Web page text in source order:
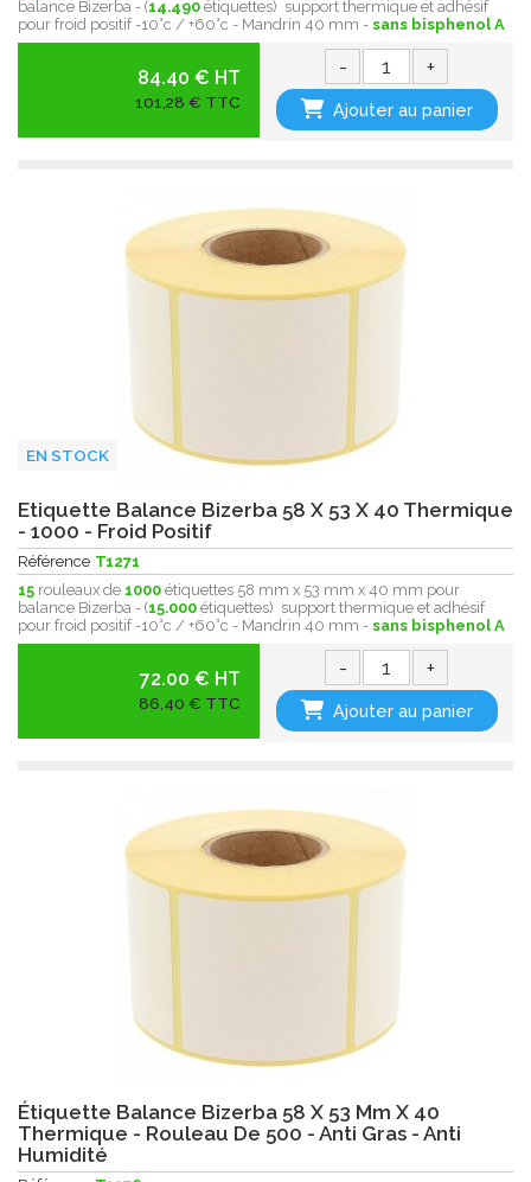
balance Bizerba - (14.490 étiquettes) support thermique et adhésif
pour froid positif -10°c / +60°c - Mandrin 40 mm - sans bisphenol A
84.40 € HT
101,28 € TTC
- +
Ajouter au panier
EN STOCK
Etiquette Balance Bizerba 58 X 53 X 40 Thermique
- 1000 - Froid Positif
Référence T1271
15 rouleaux de 1000 étiquettes 58 mm x 53 mm x 40 mm pour
balance Bizerba - (15.000 étiquettes) support thermique et adhésif
pour froid positif -10°c / +60°c - Mandrin 40 mm - sans bisphenol A
72.00 € HT
86,40 € TTC
- +
Ajouter au panier
Étiquette Balance Bizerba 58 X 53 Mm X 40
Thermique - Rouleau De 500 - Anti Gras - Anti
Humidité